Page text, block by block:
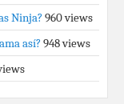
Ninja? 960 views
así? 948 views